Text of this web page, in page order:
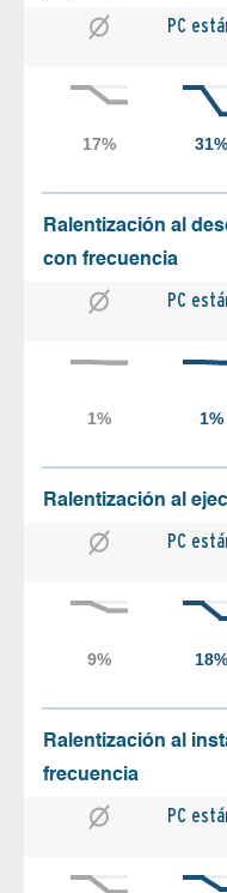
PC
Ralentización al
con frecuencia
PC
Ralentización al
PC
Ralentización al
frecuencia
PC